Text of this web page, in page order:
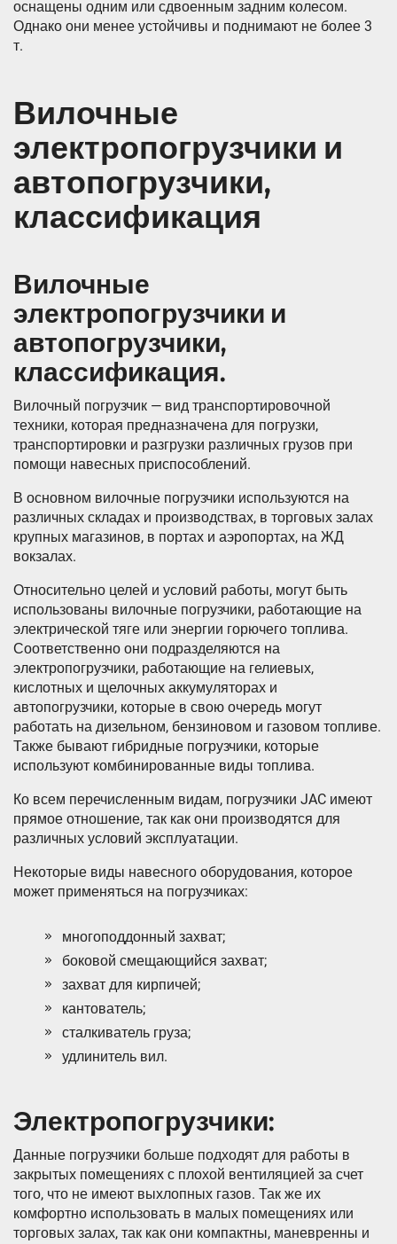
оснащены одним или сдвоенным задним колесом.
Однако они менее устойчивы и поднимают не более 3
т.
Вилочные
электропогрузчики и
автопогрузчики,
классификация
Вилочные
электропогрузчики и
автопогрузчики,
классификация.
Вилочный погрузчик — вид транспортировочной
техники, которая предназначена для погрузки,
транспортировки и разгрузки различных грузов при
помощи навесных приспособлений.
В основном вилочные погрузчики используются на
различных складах и производствах, в торговых залах
крупных магазинов, в портах и аэропортах, на ЖД
вокзалах.
Относительно целей и условий работы, могут быть
использованы вилочные погрузчики, работающие на
электрической тяге или энергии горючего топлива.
Соответственно они подразделяются на
электропогрузчики, работающие на гелиевых,
кислотных и щелочных аккумуляторах и
автопогрузчики, которые в свою очередь могут
работать на дизельном, бензиновом и газовом топливе.
Также бывают гибридные погрузчики, которые
используют комбинированные виды топлива.
Ко всем перечисленным видам, погрузчики JAC имеют
прямое отношение, так как они производятся для
различных условий эксплуатации.
Некоторые виды навесного оборудования, которое
может применяться на погрузчиках:
многоподдонный захват;
боковой смещающийся захват;
захват для кирпичей;
кантователь;
сталкиватель груза;
удлинитель вил.
Электропогрузчики:
Данные погрузчики больше подходят для работы в
закрытых помещениях с плохой вентиляцией за счет
того, что не имеют выхлопных газов. Так же их
комфортно использовать в малых помещениях или
торговых залах, так как они компактны, маневренны и